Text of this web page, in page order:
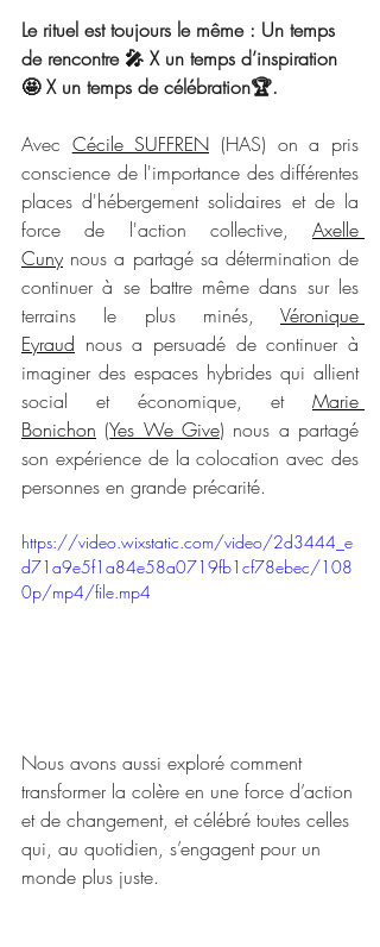
Le rituel est toujours le même : Un temps
de rencontre 🎤 X un temps d’inspiration
🤩 X un temps de célébration🏆.
Avec Cécile SUFFREN (HAS) on a pris
conscience de l'importance des différentes
places d'hébergement solidaires et de la
force de l'action collective, Axelle
Cuny nous a partagé sa détermination de
continuer à se battre même dans sur les
terrains le plus minés, Véronique
Eyraud nous a persuadé de continuer à
imaginer des espaces hybrides qui allient
social et économique, et Marie
Bonichon (Yes We Give) nous a partagé
son expérience de la colocation avec des
personnes en grande précarité.
https://video.wixstatic.com/video/2d3444_e
d71a9e5f1a84e58a0719fb1cf78ebec/108
0p/mp4/file.mp4
Nous avons aussi exploré comment
transformer la colère en une force d’action
et de changement, et célébré toutes celles
qui, au quotidien, s’engagent pour un
monde plus juste.